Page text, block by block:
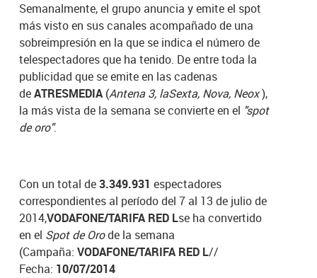
Semanalmente, el grupo anuncia y emite el spot
más visto en sus canales acompañado de una
sobreimpresión en la que se indica el número de
telespectadores que ha tenido. De entre toda la
publicidad que se emite en las cadenas
deATRESMEDIA (Antena 3, laSexta, Nova, Neox),
la más vista de la semana se convierte en el "spot
de oro".
Con un total de3.349.931 espectadores
correspondientes al período del 7 al 13 de julio de
2014,VODAFONE/TARIFA RED Lse ha convertido
en el Spot de Orode la semana
(Campaña:VODAFONE/TARIFA RED L//
Fecha: 10/07/2014